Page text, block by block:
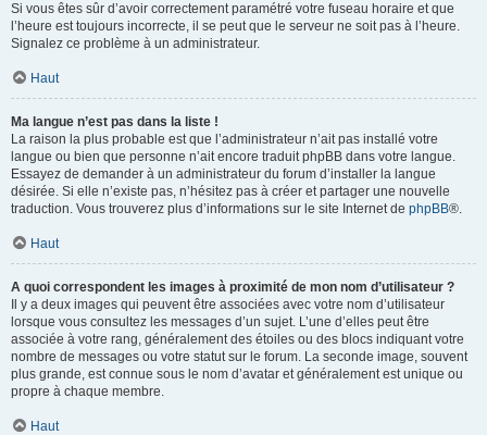
Si vous êtes sûr d’avoir correctement paramétré votre fuseau horaire et que
l’heure est toujours incorrecte, il se peut que le serveur ne soit pas à l’heure.
Signalez ce problème à un administrateur.
Haut
Ma langue n’est pas dans la liste !
La raison la plus probable est que l’administrateur n’ait pas installé votre
langue ou bien que personne n’ait encore traduit phpBB dans votre langue.
Essayez de demander à un administrateur du forum d’installer la langue
désirée. Si elle n’existe pas, n’hésitez pas à créer et partager une nouvelle
traduction. Vous trouverez plus d’informations sur le site Internet de phpBB®.
Haut
A quoi correspondent les images à proximité de mon nom d’utilisateur ?
Il y a deux images qui peuvent être associées avec votre nom d’utilisateur
lorsque vous consultez les messages d’un sujet. L’une d’elles peut être
associée à votre rang, généralement des étoiles ou des blocs indiquant votre
nombre de messages ou votre statut sur le forum. La seconde image, souvent
plus grande, est connue sous le nom d’avatar et généralement est unique ou
propre à chaque membre.
Haut